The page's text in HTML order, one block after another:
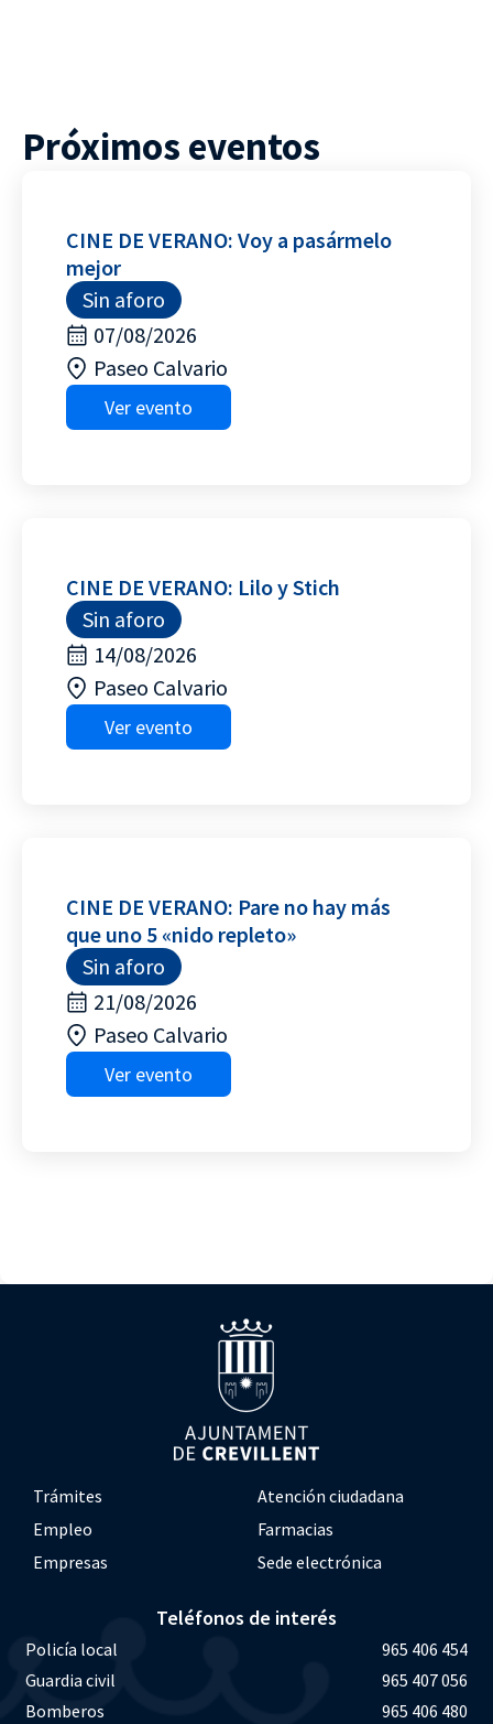
Próximos eventos
CINE DE VERANO: Voy a pasármelo
mejor
Sin aforo
07/08/2026
Paseo Calvario
Ver evento
CINE DE VERANO: Lilo y Stich
Sin aforo
14/08/2026
Paseo Calvario
Ver evento
CINE DE VERANO: Pare no hay más
que uno 5 «nido repleto»
Sin aforo
21/08/2026
Paseo Calvario
Ver evento
Trámites
Atención ciudadana
Empleo
Farmacias
Empresas
Sede electrónica
Teléfonos de interés
Policía local
965 406 454
Guardia civil
965 407 056
Bomberos
965 406 480